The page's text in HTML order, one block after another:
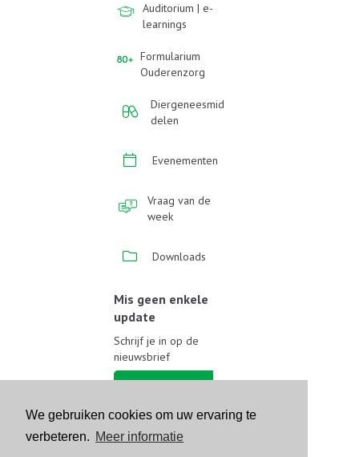
We gebruiken cookies om uw ervaring te
verbeteren. Meer informatie
Auditorium | e-
learnings
Formularium
Ouderenzorg
Diergeneesmid
delen
Evenementen
Vraag van de
week
Downloads
Mis geen enkele
update
Schrijf je in op de
nieuwsbrief
Volg ons op sociale media